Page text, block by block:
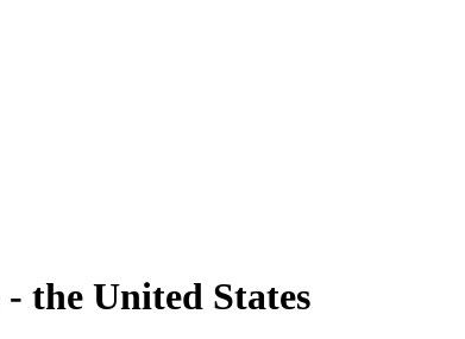
- the United States